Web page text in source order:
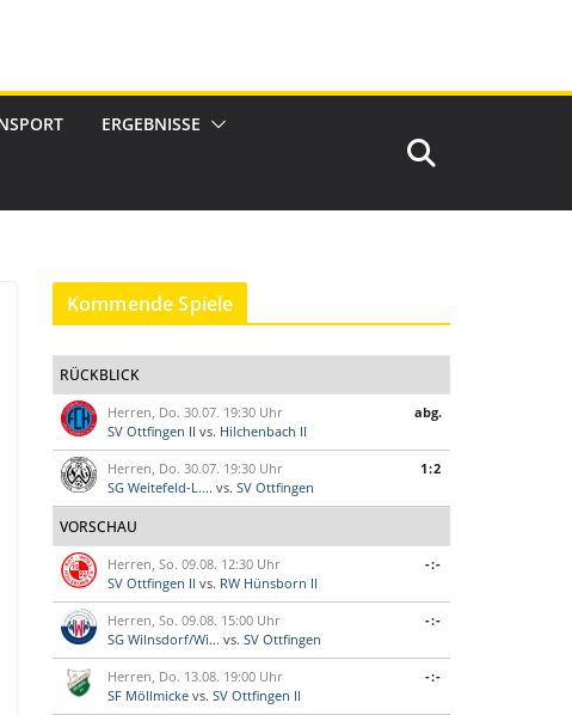
ERGEBNISSE
Kommende Spiele
RÜCKBLICK
Herren, Do. 30.07. 19:30 Uhr
SV Ottfingen II vs. Hilchenbach II
abg.
Herren, Do. 30.07. 19:30 Uhr
SG Weitefeld-L.... vs. SV Ottfingen
1:2
VORSCHAU
Herren, So. 09.08. 12:30 Uhr
SV Ottfingen II vs. RW Hünsborn II
-:-
Herren, So. 09.08. 15:00 Uhr
SG Wilnsdorf/Wi... vs. SV Ottfingen
-:-
Herren, Do. 13.08. 19:00 Uhr
SF Möllmicke vs. SV Ottfingen II
-:-